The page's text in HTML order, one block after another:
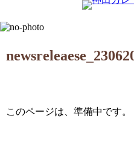
このページは、準備中です。